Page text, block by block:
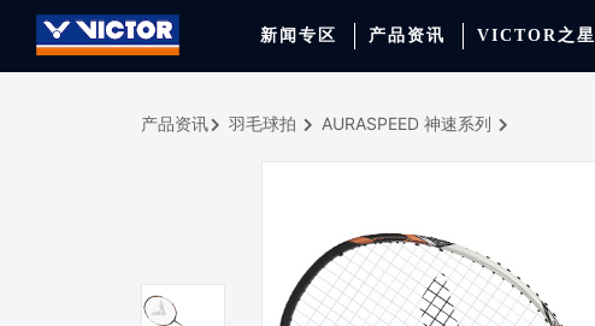
新闻专区 产品资讯 VICTOR之星
品牌资讯 产品资讯 赛事聚焦
羽毛球拍 羽毛球鞋 运动包
签约球员 专业球队 品牌代言人
穿线师档案 学院新闻
天猫旗舰店 京东旗舰店
产品资讯 羽毛球拍 AURASPEED 神速系列